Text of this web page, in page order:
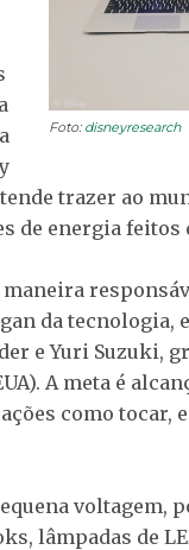
Foto: disneyresearch
trazer ao
de energia feitos
da tecnologia,
e Yuri Suzuki,
A meta é
como tocar,
voltagem,
lâmpadas de